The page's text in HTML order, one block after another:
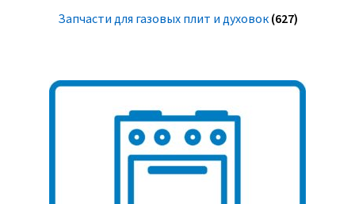
Запчасти для газовых плит и духовок (627)